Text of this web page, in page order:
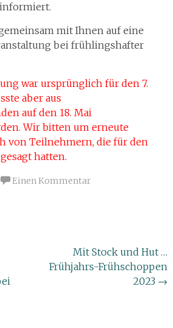
mit Ihnen auf eine
bei frühlingshafter
war ursprünglich für den 7.
aber aus
auf den 18. Mai
Wir bitten um erneute
von Teilnehmern, die für den
hatten.
Einen Kommentar
Mit Stock und Hut …
Frühjahrs-Frühschoppen
2023 →